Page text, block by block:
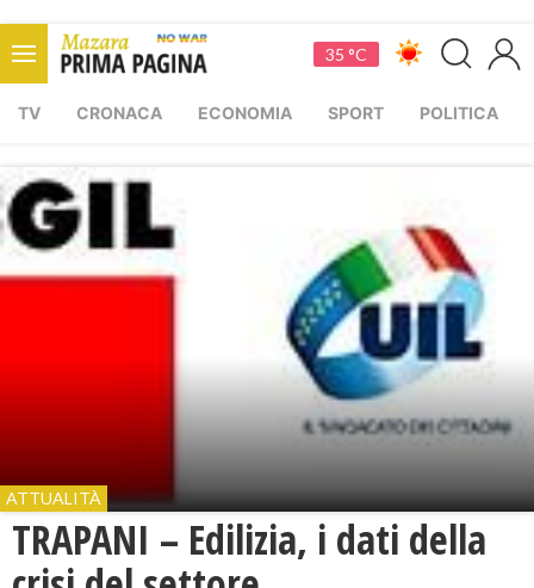
35 °C
TV CRONACA ECONOMIA SPORT POLITICA
ATTUALITÀ
TRAPANI – Edilizia, i dati della